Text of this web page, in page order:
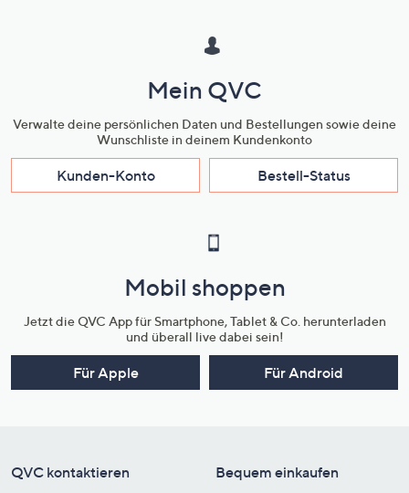
Mein QVC
Verwalte deine persönlichen Daten und Bestellungen sowie deine
Wunschliste in deinem Kundenkonto
Kunden-Konto Bestell-Status
Mobil shoppen
Jetzt die QVC App für Smartphone, Tablet & Co. herunterladen
und überall live dabei sein!
Für Apple Für Android
QVC kontaktieren Bequem einkaufen